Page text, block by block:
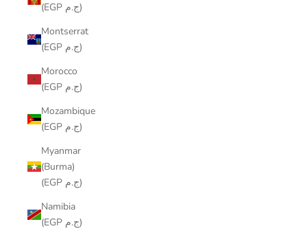
(EGP ج.م)
Montserrat
(EGP ج.م)
Morocco
(EGP ج.م)
Mozambique
(EGP ج.م)
Myanmar
(Burma)
(EGP ج.م)
Namibia
(EGP ج.م)